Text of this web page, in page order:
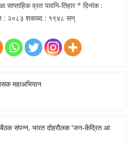
व्रत पावनि-तिहार * दिनांक :
: २०८३ शकाब्द : १९४८ सन्
महाअभियान
संपन्न, भारत दोहरौलक ‘जन-केंद्रित आ